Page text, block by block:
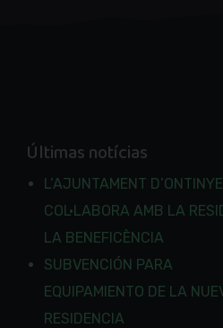
Últimas notícias
L’AJUNTAMENT
COL·LABORA AMB LA
LA BENEFICÈNCIA
SUBVENCIÓN PARA
EQUIPAMIENTO DE LA
RESIDENCIA